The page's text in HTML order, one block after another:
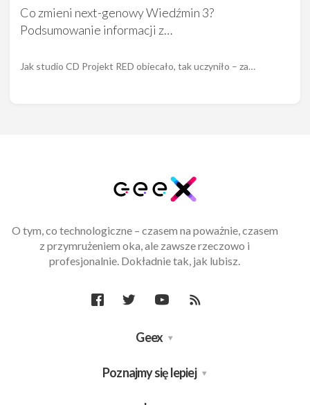
Co zmieni next-genowy Wiedźmin 3?
Podsumowanie informacji z…
Jak studio CD Projekt RED obiecało, tak uczyniło – za…
O tym, co technologiczne – czasem na poważnie, czasem
z przymrużeniem oka, ale zawsze rzeczowo i
profesjonalnie. Dokładnie tak, jak lubisz.
Geex
Poznajmy się lepiej